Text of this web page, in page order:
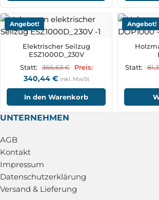
Angebot!
Elektrischer Seilzug
ESZ1000D_230V
Statt: 366,63€ Preis:
340,44 € inkl. MwSt
In den Warenkorb
Angebot!
Statt:
UNTERNEHMEN
AGB
Kontakt
Impressum
Datenschutzerklärung
Versand & Lieferung